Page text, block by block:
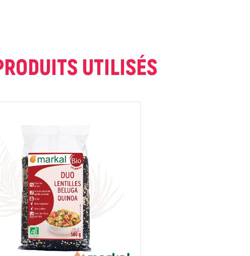
les données saisies dans ce formulaire pour traiter et afficher le nom
sur le traitement de ces données, consulter la page des mentions
Fermer Envoyer
UTILISÉS